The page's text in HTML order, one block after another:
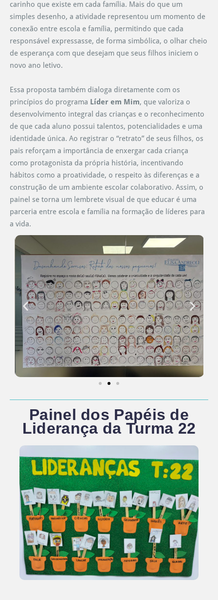
carinho que existe em cada família. Mais do que um
simples desenho, a atividade representou um momento de
conexão entre escola e família, permitindo que cada
responsável expressasse, de forma simbólica, o olhar cheio
de esperança com que desejam que seus filhos iniciem o
novo ano letivo.
Essa proposta também dialoga diretamente com os
princípios do programa Líder em Mim, que valoriza o
desenvolvimento integral das crianças e o reconhecimento
de que cada aluno possui talentos, potencialidades e uma
identidade única. Ao registrar o “retrato” de seus filhos, os
pais reforçam a importância de enxergar cada criança
como protagonista da própria história, incentivando
hábitos como a proatividade, o respeito às diferenças e a
construção de um ambiente escolar colaborativo. Assim, o
painel se torna um lembrete visual de que educar é uma
parceria entre escola e família na formação de líderes para
a vida.
Painel dos Papéis de
Liderança da Turma 22